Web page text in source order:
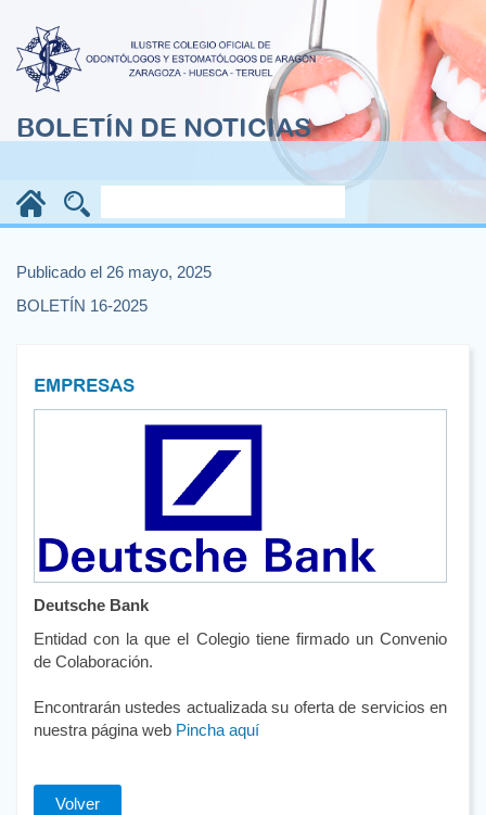
BOLETÍN DE NOTICIAS
Publicado el 26 mayo, 2025
BOLETÍN 16-2025
EMPRESAS
Deutsche Bank
Entidad con la que el Colegio tiene firmado un Convenio
de Colaboración.
Encontrarán ustedes actualizada su oferta de servicios en
nuestra página web Pincha aquí
Volver